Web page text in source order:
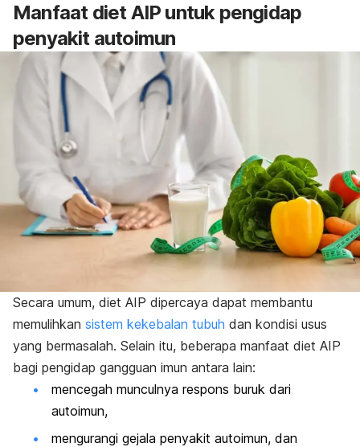
Manfaat diet AIP untuk pengidap
penyakit autoimun
Secara umum, diet AIP dipercaya dapat membantu
memulihkan sistem kekebalan tubuh dan kondisi usus
yang bermasalah. Selain itu, beberapa manfaat diet AIP
bagi pengidap gangguan imun antara lain:
mencegah munculnya respons buruk dari
autoimun,
mengurangi gejala penyakit autoimun, dan